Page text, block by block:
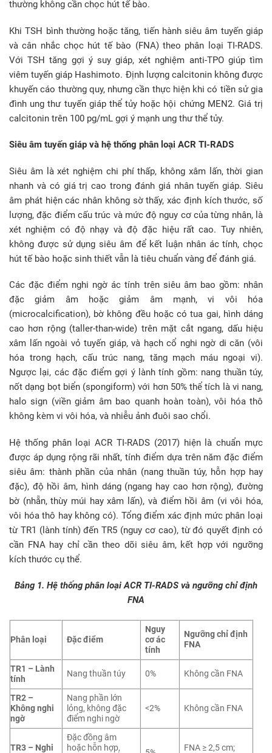
thường không cần chọc hút tế bào.
Khi TSH bình thường hoặc tăng, tiến hành siêu âm tuyến giáp
và cân nhắc chọc hút tế bào (FNA) theo phân loại TI-RADS.
Với TSH tăng gợi ý suy giáp, xét nghiệm anti-TPO giúp tìm
viêm tuyến giáp Hashimoto. Định lượng calcitonin không được
khuyến cáo thường quy, nhưng cần thực hiện khi có tiền sử gia
đình ung thư tuyến giáp thể tủy hoặc hội chứng MEN2. Giá trị
calcitonin trên 100 pg/mL gợi ý mạnh ung thư thể tủy.
Siêu âm tuyến giáp và hệ thống phân loại ACR TI-RADS
Siêu âm là xét nghiệm chi phí thấp, không xâm lấn, thời gian
nhanh và có giá trị cao trong đánh giá nhân tuyến giáp. Siêu
âm phát hiện các nhân không sờ thấy, xác định kích thước, số
lượng, đặc điểm cấu trúc và mức độ nguy cơ của từng nhân, là
xét nghiệm có độ nhạy và độ đặc hiệu rất cao. Tuy nhiên,
không được sử dụng siêu âm để kết luận nhân ác tính, chọc
hút tế bào hoặc sinh thiết vẫn là tiêu chuẩn vàng để đánh giá.
Các đặc điểm nghi ngờ ác tính trên siêu âm bao gồm: nhân
đặc giảm âm hoặc giảm âm mạnh, vi vôi hóa
(microcalcification), bờ không đều hoặc có tua gai, hình dáng
cao hơn rộng (taller-than-wide) trên mặt cắt ngang, dấu hiệu
xâm lấn ngoài vỏ tuyến giáp, và hạch cổ nghi ngờ di căn (vôi
hóa trong hạch, cấu trúc nang, tăng mạch máu ngoại vi).
Ngược lại, các đặc điểm gợi ý lành tính gồm: nang thuần túy,
nốt dạng bọt biển (spongiform) với hơn 50% thể tích là vi nang,
halo sign (viền giảm âm bao quanh hoàn toàn), vôi hóa thô
không kèm vi vôi hóa, và nhiễu ảnh đuôi sao chổi.
Hệ thống phân loại ACR TI-RADS (2017) hiện là chuẩn mực
được áp dụng rộng rãi nhất, tính điểm dựa trên năm đặc điểm
siêu âm: thành phần của nhân (nang thuần túy, hỗn hợp hay
đặc), độ hồi âm, hình dáng (ngang hay cao hơn rộng), đường
bờ (nhẵn, thùy múi hay xâm lấn), và điểm hồi âm (vi vôi hóa,
vôi hóa thô hay không có). Tổng điểm xác định mức phân loại
từ TR1 (lành tính) đến TR5 (nguy cơ cao), từ đó quyết định có
cần FNA hay chỉ cần theo dõi siêu âm, kết hợp với ngưỡng
kích thước cụ thể.
Bảng 1. Hệ thống phân loại ACR TI-RADS và ngưỡng chỉ định
FNA
Phân loại Đặc điểm
Nguy
cơ ác
tính
Ngưỡng chỉ định
FNA
TR1 – Lành
tính
Nang thuần túy 0% Không cần FNA
TR2 –
Không nghi
ngờ
Nang phần lớn
lỏng, không đặc
điểm nghi ngờ
<2% Không cần FNA
TR3 – Nghi
Đặc đồng âm
hoặc hỗn hợp,
FNA ≥ 2,5 cm;